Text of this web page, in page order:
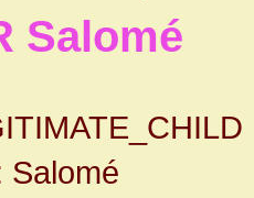
Salomé
Salomé